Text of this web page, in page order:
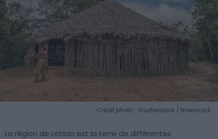
Crédit photo : Shutterstock / Nowaczyk
La région de Leticia est la terre de différentes